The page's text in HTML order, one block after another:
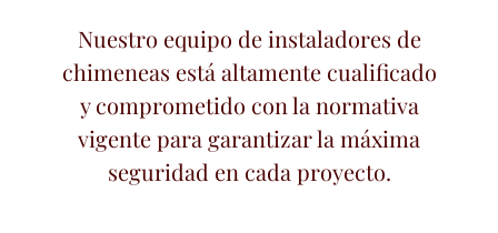
Nuestro equipo de instaladores de
chimeneas está altamente cualificado
y comprometido con la normativa
vigente para garantizar la máxima
seguridad en cada proyecto.